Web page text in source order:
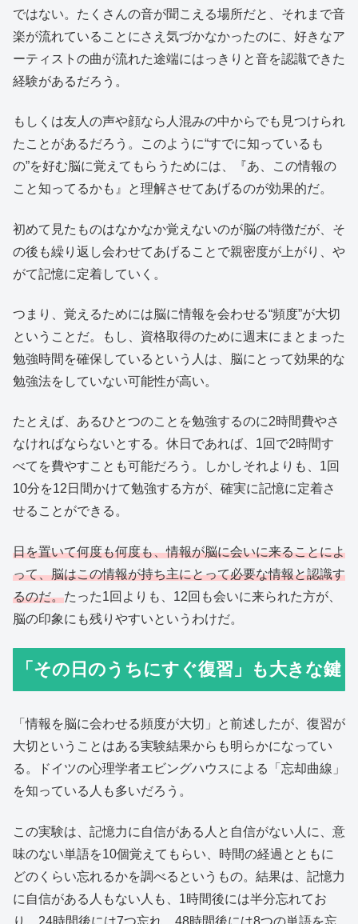
ではない。たくさんの音が聞こえる場所だと、それまで音
楽が流れていることにさえ気づかなかったのに、好きなア
ーティストの曲が流れた途端にはっきりと音を認識できた
経験があるだろう。
もしくは友人の声や顔なら人混みの中からでも見つけられ
たことがあるだろう。このように“すでに知っているも
の”を好む脳に覚えてもらうためには、『あ、この情報の
こと知ってるかも』と理解させてあげるのが効果的だ。
初めて見たものはなかなか覚えないのが脳の特徴だが、そ
の後も繰り返し会わせてあげることで親密度が上がり、や
がて記憶に定着していく。
つまり、覚えるためには脳に情報を会わせる“頻度”が大切
ということだ。もし、資格取得のために週末にまとまった
勉強時間を確保しているという人は、脳にとって効果的な
勉強法をしていない可能性が高い。
たとえば、あるひとつのことを勉強するのに2時間費やさ
なければならないとする。休日であれば、1回で2時間す
べてを費やすことも可能だろう。しかしそれよりも、1回
10分を12日間かけて勉強する方が、確実に記憶に定着さ
せることができる。
日を置いて何度も何度も、情報が脳に会いに来ることによ
って、脳はこの情報が持ち主にとって必要な情報と認識す
るのだ。たった1回よりも、12回も会いに来られた方が、
脳の印象にも残りやすいというわけだ。
「その日のうちにすぐ復習」も大きな鍵
「情報を脳に会わせる頻度が大切」と前述したが、復習が
大切ということはある実験結果からも明らかになってい
る。ドイツの心理学者エビングハウスによる「忘却曲線」
を知っている人も多いだろう。
この実験は、記憶力に自信がある人と自信がない人に、意
味のない単語を10個覚えてもらい、時間の経過とともに
どのくらい忘れるかを調べるというもの。結果は、記憶力
に自信がある人もない人も、1時間後には半分忘れてお
り、24時間後には7つ忘れ、48時間後には8つの単語を忘